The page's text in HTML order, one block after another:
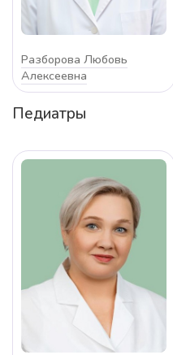
Разборова Любовь
Алексеевна
Педиатры